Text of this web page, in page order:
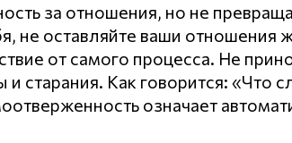
за отношения, но не
не оставляйте ваши отношения
от самого процесса. Не
старания. Как говорится: «Что
означает